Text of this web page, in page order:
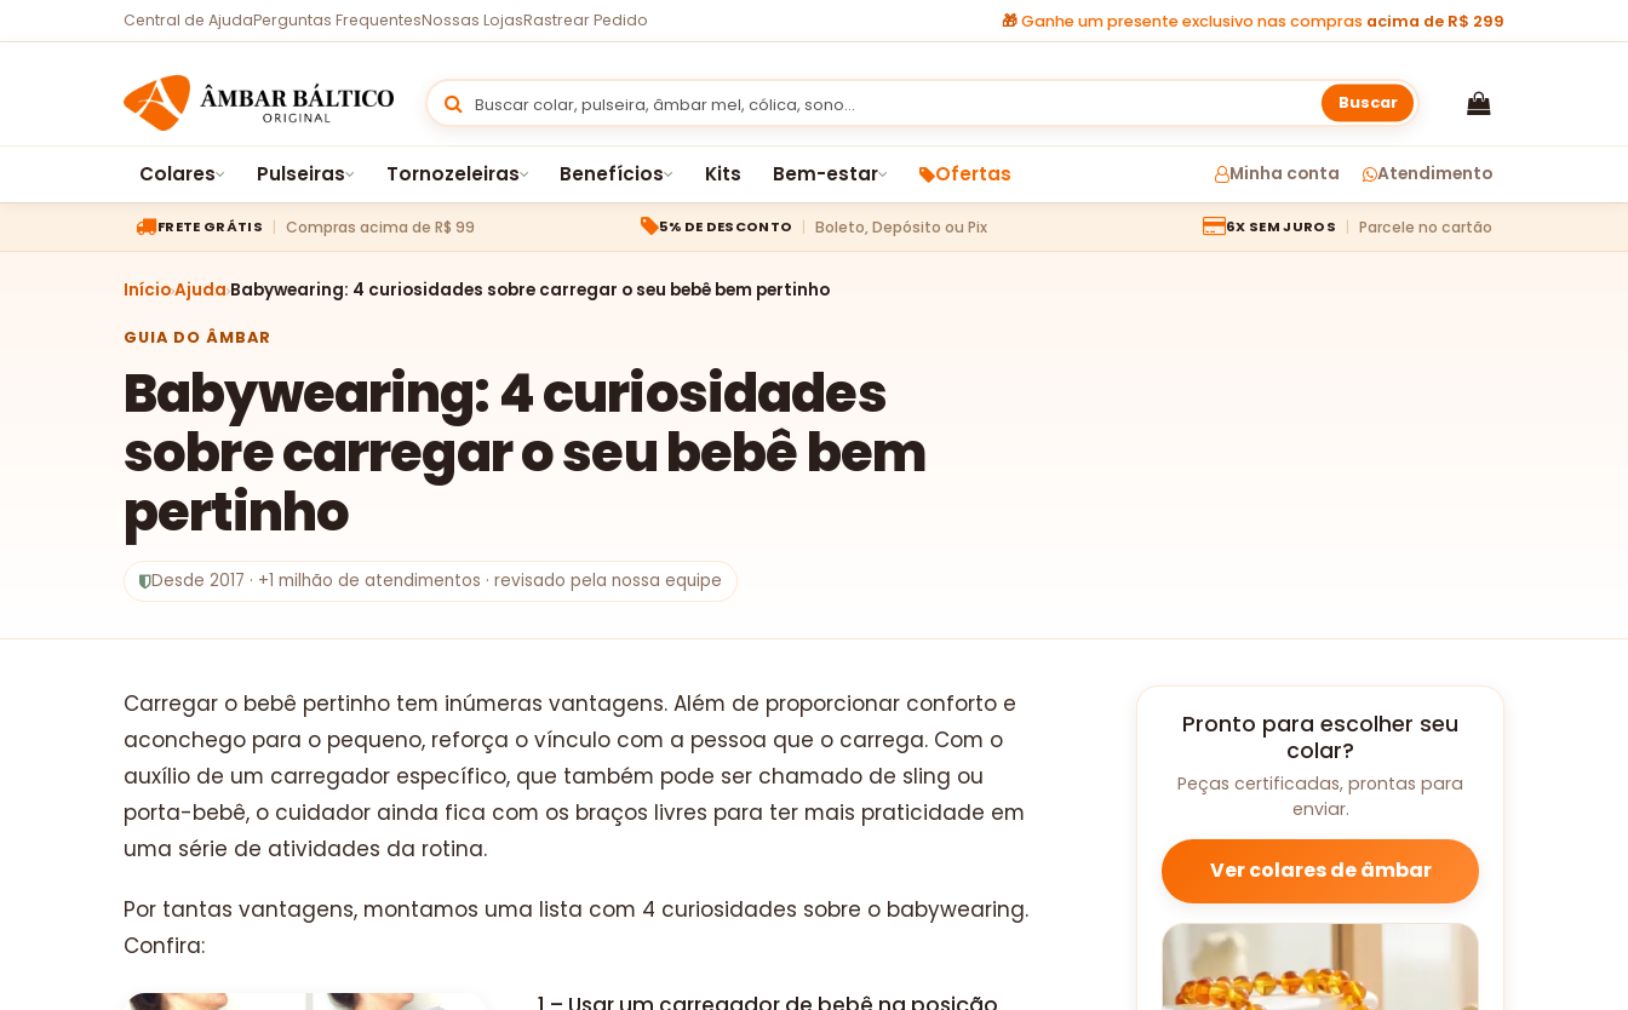
Central de AjudaPerguntas FrequentesNossas LojasRastrear Pedido 🎁Ganhe um presente exclusivo nas compras acima de R$ 299
Buscar
Colares Pulseiras Tornozeleiras Benefícios Kits Bem-estar Ofertas Minha conta Atendimento
FRETE GRÁTIS Compras acima de R$ 99 5% DE DESCONTO Boleto, Depósito ou Pix 6X SEM JUROS Parcele no cartão
InícioAjuda Babywearing: 4 curiosidades sobre carregar o seu bebê bem pertinho
GUIA DO ÂMBAR
Babywearing: 4 curiosidades
sobre carregar o seu bebê bem
pertinho
Desde 2017 · +1 milhão de atendimentos · revisado pela nossa equipe
Carregar o bebê pertinho tem inúmeras vantagens. Além de proporcionar conforto e
aconchego para o pequeno, reforça o vínculo com a pessoa que o carrega. Com o
auxílio de um carregador específico, que também pode ser chamado de sling ou
porta-bebê, o cuidador ainda fica com os braços livres para ter mais praticidade em
uma série de atividades da rotina.
Por tantas vantagens, montamos uma lista com 4 curiosidades sobre o babywearing.
Confira:
Pronto para escolher seu
colar?
Peças certificadas, prontas para
enviar.
Ver colares de âmbar